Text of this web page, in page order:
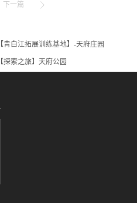
下一篇
【青白江拓展训练基地】-天府庄园
【探索之旅】天府公园